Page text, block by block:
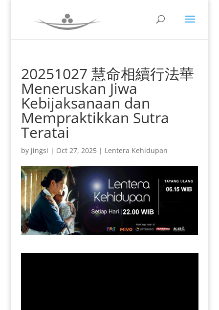
20251027 慧命相續行法華
Meneruskan Jiwa
Kebijaksanaan dan
Mempraktikkan Sutra
Teratai
by jingsi | Oct 27, 2025| Lentera Kehidupan